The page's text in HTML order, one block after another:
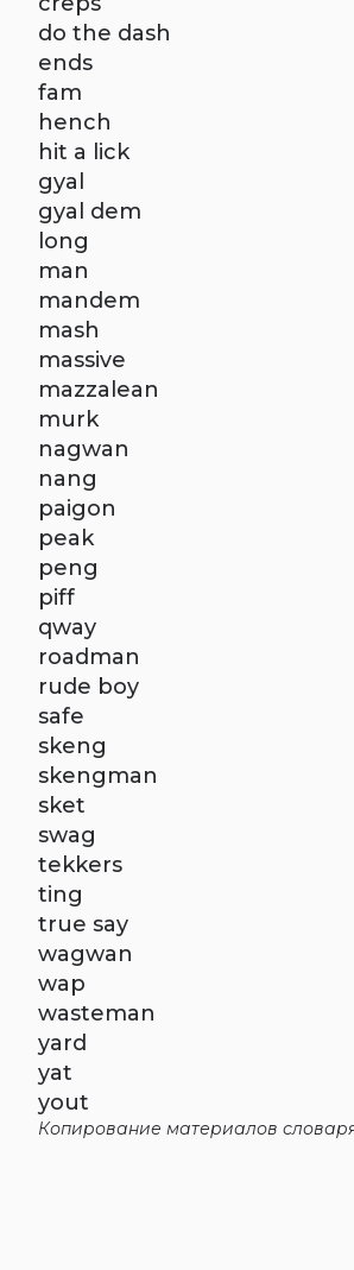
do the dash
ends
fam
hench
hit a lick
gyal
gyal dem
long
man
mandem
mash
massive
mazzalean
murk
nagwan
nang
paigon
peak
peng
piff
qway
roadman
rude boy
safe
skeng
skengman
sket
swag
tekkers
ting
true say
wagwan
wap
wasteman
yard
yat
yout
Копирование материалов